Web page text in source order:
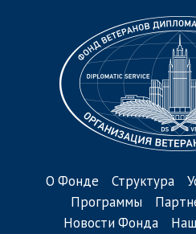
О Фонде Структура
Программы
Новости Фонда